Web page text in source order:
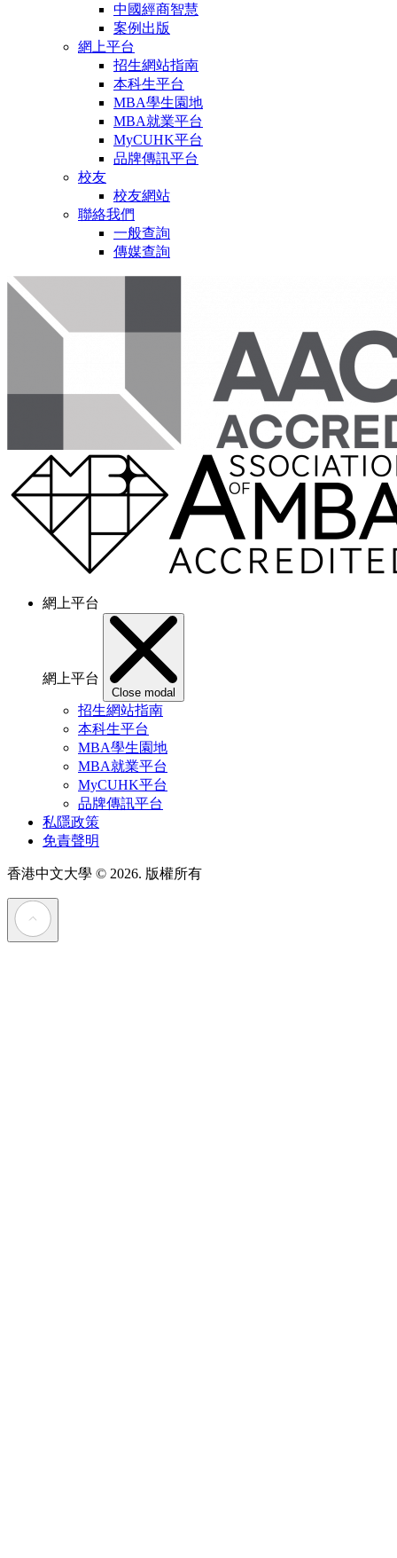
中國經商智慧
案例出版
網上平台
招生網站指南
本科生平台
MBA學生園地
MBA就業平台
MyCUHK平台
品牌傳訊平台
校友
校友網站
聯絡我們
一般查詢
傳媒查詢
網上平台
網上平台
Close modal
招生網站指南
本科生平台
MBA學生園地
MBA就業平台
MyCUHK平台
品牌傳訊平台
私隱政策
免責聲明
香港中文大學 © 2026. 版權所有